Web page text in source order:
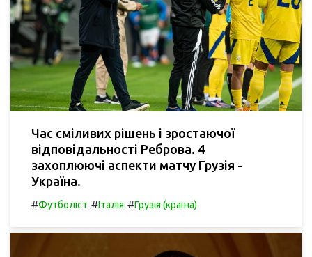
Час сміливих рішень і зростаючої
відповідальності Реброва. 4
захоплюючі аспекти матчу Грузія -
Україна.
#Футболіст #Італія #Грузія (країна)